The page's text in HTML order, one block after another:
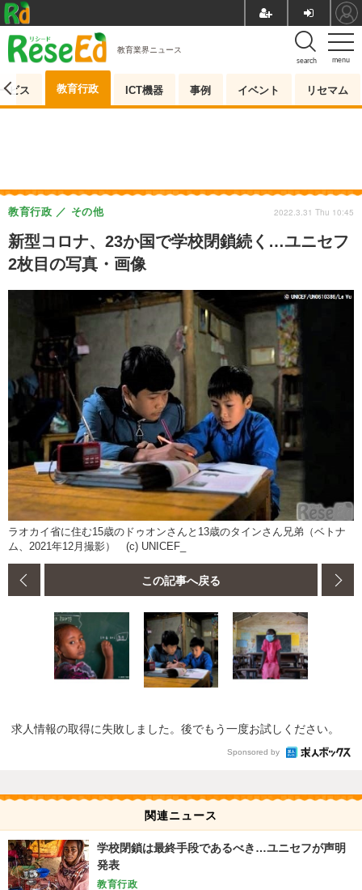
menu
search
教育業界ニュース
ビス 教育行政 ICT機器 事例 イベント リセマム
新型コロナ、23か国で学校閉鎖続く…ユニセフ
2枚目の写真・画像
教育行政 その他 2022.3.31 Thu 10:45
ラオカイ省に住む15歳のドゥオンさんと13歳のタインさん兄弟（ベトナ
ム、2021年12月撮影） (c) UNICEF_
この記事へ戻る
求人情報の取得に失敗しました。後でもう一度お試しください。
Sponsored by
関連ニュース
学校閉鎖は最終手段であるべき…ユニセフが声明
発表
教育行政